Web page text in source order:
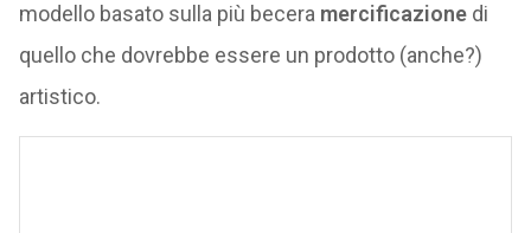
modello basato sulla più becera mercificazionedi
quello che dovrebbe essere un prodotto (anche?)
artistico.